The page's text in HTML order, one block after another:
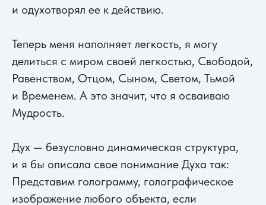
и одухотворял ее к действию.
Теперь меня наполняет легкость, я могу
делиться с миром своей легкостью, Свободой,
Равенством, Отцом, Сыном, Светом, Тьмой
и Временем. А это значит, что я осваиваю
Мудрость.
Дух — безусловно динамическая структура,
и я бы описала свое понимание Духа так:
Представим голограмму, голографическое
изображение любого объекта, если